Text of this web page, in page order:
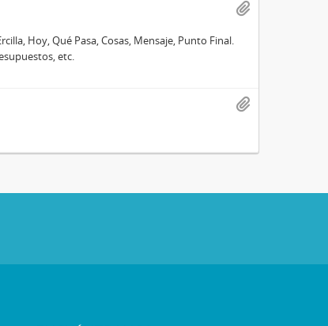
Hoy, Qué Pasa, Cosas, Mensaje, Punto Final.
etc.